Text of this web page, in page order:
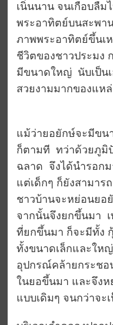
เนิ่นนาน จนเกือบลืม
พระอาทิตย์บนสะพา
ภาพพระอาทิตย์ขึ้นเ
ชีวิตของชาวประมง
มีขนาดใหญ่ นับเป็น
สวยงามมากของแห
แม้ว่ายอยักษ์จะมีข
ก็ตามที ทว่าด้วยภูมิ
ฉลาด จึงได้นำรอกม
แต่เด็กๆ ก็ยังสามาร
ชาวบ้านจะหย่อนยอ
จากนั้นจึงยกขึ้นมา
ที่ยกขึ้นมา ก็จะมีทั้ง
ทั้งขนาดเล็กและให
อุปกรณ์คล้ายกระชอ
ในยอขึ้นมา และจึง
แบบเดิมๆ จนกว่าจะ